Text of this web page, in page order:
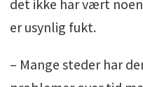
det ikke har vært
er usynlig fukt.
– Mange steder har